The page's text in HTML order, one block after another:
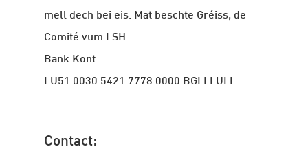
mell dech bei eis. Mat beschte Gréiss, de
Comité vum LSH.
Bank Kont
LU51 0030 5421 7778 0000 BGLLLULL
Contact: